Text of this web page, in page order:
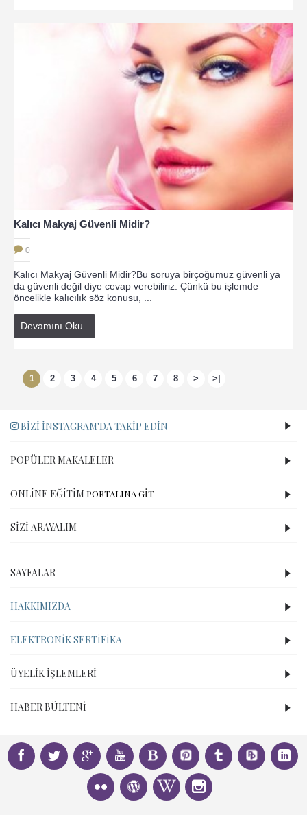
Kalıcı Makyaj Güvenli Midir?
0
Kalıcı Makyaj Güvenli Midir?Bu soruya birçoğumuz güvenli ya
da güvenli değil diye cevap verebiliriz. Çünkü bu işlemde
öncelikle kalıcılık söz konusu, ...
Devamını Oku..
1 2 3 4 5 6 7 8 > >|
BIZI İNSTAGRAM'DA TAKIP EDIN
POPÜLER MAKALELER
ONLINE EĞITIM PORTALINA GİT
SIZI ARAYALIM
SAYFALAR
HAKKIMIZDA
ELEKTRONIK SERTIFIKA
ÜYELIK İŞLEMLERI
HABER BÜLTENI